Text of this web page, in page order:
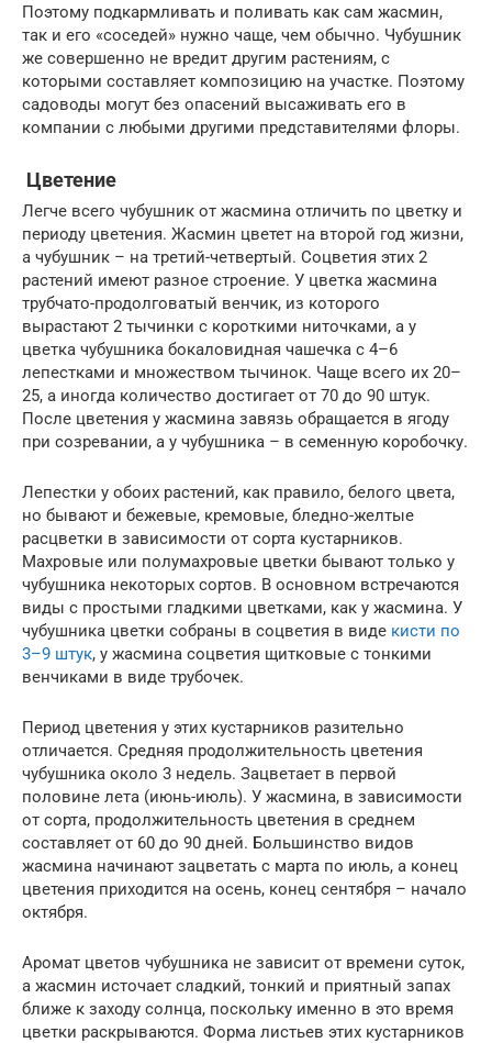
Поэтому подкармливать и поливать как сам жасмин,
так и его «соседей» нужно чаще, чем обычно. Чубушник
же совершенно не вредит другим растениям, с
которыми составляет композицию на участке. Поэтому
садоводы могут без опасений высаживать его в
компании с любыми другими представителями флоры.
Цветение
Легче всего чубушник от жасмина отличить по цветку и
периоду цветения. Жасмин цветет на второй год жизни,
а чубушник – на третий-четвертый. Соцветия этих 2
растений имеют разное строение. У цветка жасмина
трубчато-продолговатый венчик, из которого
вырастают 2 тычинки с короткими ниточками, а у
цветка чубушника бокаловидная чашечка с 4–6
лепестками и множеством тычинок. Чаще всего их 20–
25, а иногда количество достигает от 70 до 90 штук.
После цветения у жасмина завязь обращается в ягоду
при созревании, а у чубушника – в семенную коробочку.
Лепестки у обоих растений, как правило, белого цвета,
но бывают и бежевые, кремовые, бледно-желтые
расцветки в зависимости от сорта кустарников.
Махровые или полумахровые цветки бывают только у
чубушника некоторых сортов. В основном встречаются
виды с простыми гладкими цветками, как у жасмина. У
чубушника цветки собраны в соцветия в виде кисти по
3–9 штук, у жасмина соцветия щитковые с тонкими
венчиками в виде трубочек.
Период цветения у этих кустарников разительно
отличается. Средняя продолжительность цветения
чубушника около 3 недель. Зацветает в первой
половине лета (июнь-июль). У жасмина, в зависимости
от сорта, продолжительность цветения в среднем
составляет от 60 до 90 дней. Большинство видов
жасмина начинают зацветать с марта по июль, а конец
цветения приходится на осень, конец сентября – начало
октября.
Аромат цветов чубушника не зависит от времени суток,
а жасмин источает сладкий, тонкий и приятный запах
ближе к заходу солнца, поскольку именно в это время
цветки раскрываются. Форма листьев этих кустарников